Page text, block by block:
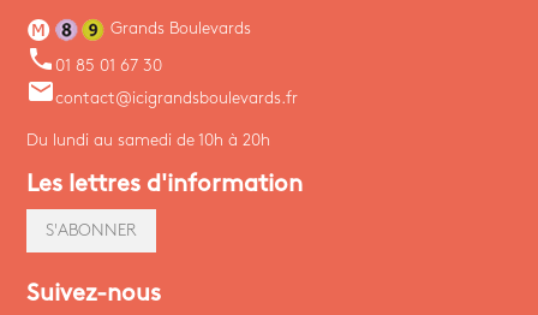
Grands Boulevards
phone 01 85 01 67 30
emailcontact@icigrandsboulevards.fr
Du lundi au samedi de 10h à 20h
Les lettres d'information
S'ABONNER
Suivez-nous